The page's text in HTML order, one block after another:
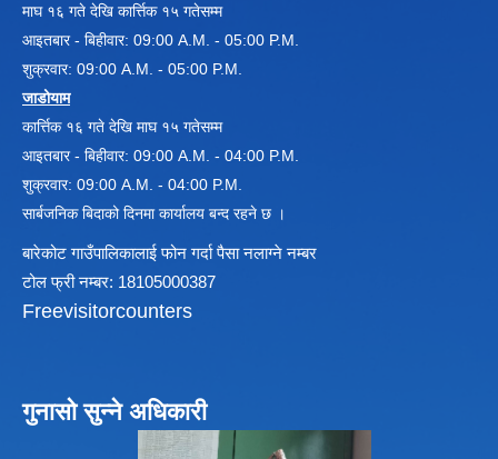
माघ १६ गते देखि कार्त्तिक १५ गतेसम्म
आइतबार - बिहीवार: 09:00 A.M. - 05:00 P.M.
शुक्रवार: 09:00 A.M. - 05:00 P.M.
जाडोयाम
कार्त्तिक १६ गते देखि माघ १५ गतेसम्म
आइतबार - बिहीवार: 09:00 A.M. - 04:00 P.M.
शुक्रवार: 09:00 A.M. - 04:00 P.M.
सार्बजनिक बिदाको दिनमा कार्यालय बन्द रहने छ ।
बारेकोट गाउँपालिकालाई फोन गर्दा पैसा नलाग्ने नम्बर
टोल फ्री नम्बर: 18105000387
Freevisitorcounters
गुनासो सुन्ने अधिकारी